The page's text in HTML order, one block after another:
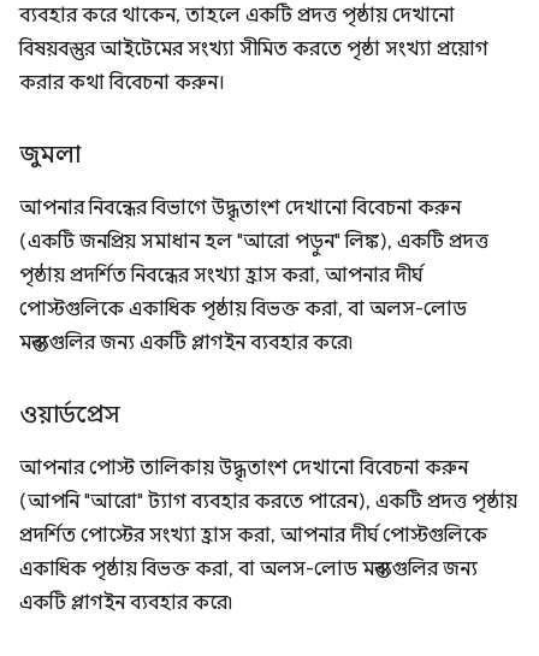
ব্যবহার করে থাকেন, তাহলে একটি প্রদত্ত পৃষ্ঠায় দেখানো
বিষয়বস্তুর আইটেমের সংখ্যা সীমিত করতে পৃষ্ঠা সংখ্যা প্রয়োগ
করার কথা বিবেচনা করুন।
জুমলা
আপনার নিবন্ধের বিভাগে উদ্ধৃতাংশ দেখানো বিবেচনা করুন
(একটি জনপ্রিয় সমাধান হল "আরো পড়ুন" লিঙ্ক), একটি প্রদত্ত
পৃষ্ঠায় প্রদর্শিত নিবন্ধের সংখ্যা হ্রাস করা, আপনার দীর্ঘ
পোস্টগুলিকে একাধিক পৃষ্ঠায় বিভক্ত করা, বা অলস-লোড
মন্তব্যগুলির জন্য একটি প্লাগইন ব্যবহার করে৷
ওয়ার্ডপ্রেস
আপনার পোস্ট তালিকায় উদ্ধৃতাংশ দেখানো বিবেচনা করুন
(আপনি "আরো" ট্যাগ ব্যবহার করতে পারেন), একটি প্রদত্ত পৃষ্ঠায়
প্রদর্শিত পোস্টের সংখ্যা হ্রাস করা, আপনার দীর্ঘ পোস্টগুলিকে
একাধিক পৃষ্ঠায় বিভক্ত করা, বা অলস-লোড মন্তব্যগুলির জন্য
একটি প্লাগইন ব্যবহার করে৷